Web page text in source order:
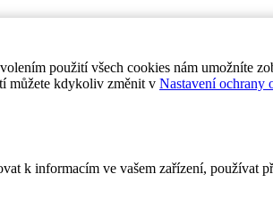
použití všech cookies nám umožníte
můžete kdykoliv změnit v Nastavení ochrany
k informacím ve vašem zařízení, používat